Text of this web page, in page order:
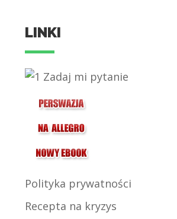
LINKI
Polityka prywatności
Recepta na kryzys